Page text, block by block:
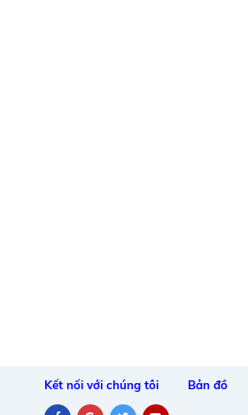
Kết nối với chúng tôi Bản đồ